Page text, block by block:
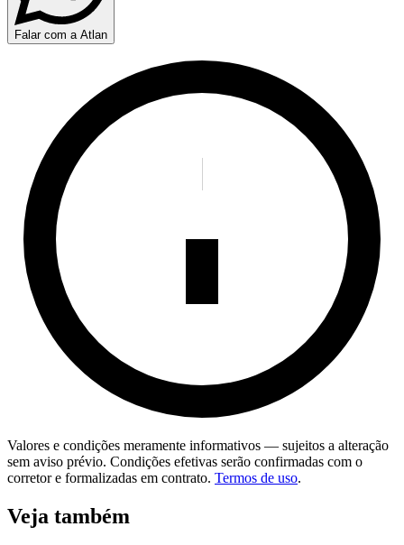
Falar com a Atlan
Valores e condições meramente informativos — sujeitos a alteração
sem aviso prévio. Condições efetivas serão confirmadas com o
corretor e formalizadas em contrato. Termos de uso.
Veja também